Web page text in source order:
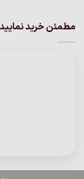
مطمئن خرید نمایید